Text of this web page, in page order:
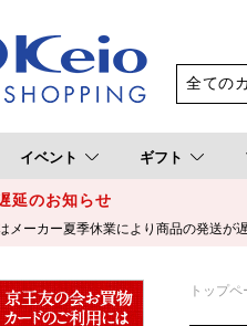
イベント ギフト
延のお知らせ
メーカー夏季休業により商品の発送が
トップペ